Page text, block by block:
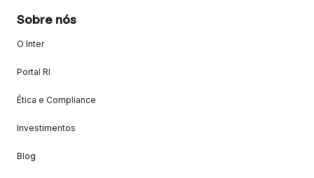
Sobre nós
O Inter
Portal RI
Ética e Compliance
Investimentos
Blog